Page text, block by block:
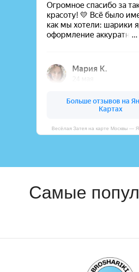
Весёлая Затея на карте Москвы —
Самые популярные